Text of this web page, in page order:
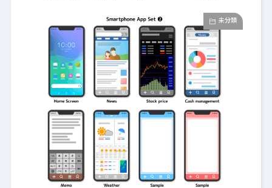
未分類